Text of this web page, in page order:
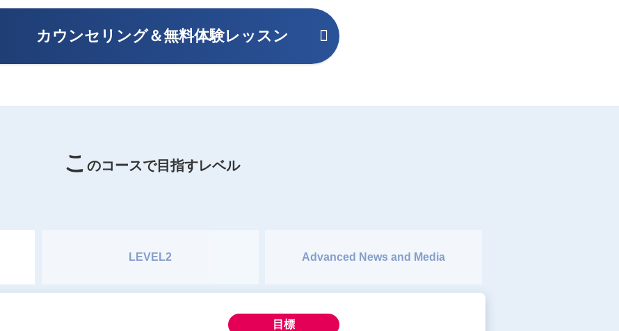
カウンセリング＆無料体験レッスン
こ のコースで目指すレベル
LEVEL2 Advanced News and Media
目標